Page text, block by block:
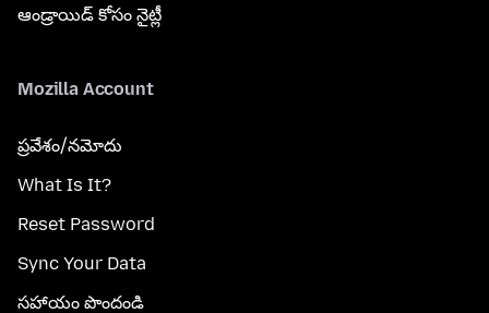
ఆండ్రాయిడ్ కోసం నైట్లీ
Mozilla Account
ప్రవేశం/నమోదు
What Is It?
Reset Password
Sync Your Data
సహాయం పొందండి